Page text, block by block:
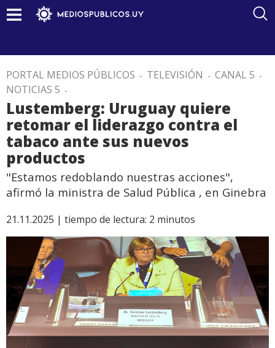
PORTAL MEDIOS PÚBLICOS . TELEVISIÓN . CANAL 5 .
NOTICIAS 5 .
Lustemberg: Uruguay quiere
retomar el liderazgo contra el
tabaco ante sus nuevos
productos
"Estamos redoblando nuestras acciones",
afirmó la ministra de Salud Pública , en Ginebra
21.11.2025 | tiempo de lectura: 2 minutos